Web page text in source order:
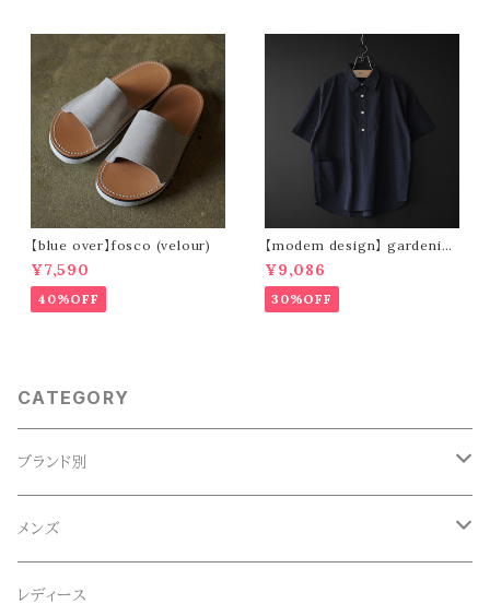
【blue over】fosco (velour)
¥7,590
40%OFF
【modem design】 gardenin
g s/s shirt (navy)
¥9,086
30%OFF
CATEGORY
ブランド別
ACE SNKR(エーススニーカー)
Anapau,Seaing,ANAPAU UG
メンズ
トップス
レディース